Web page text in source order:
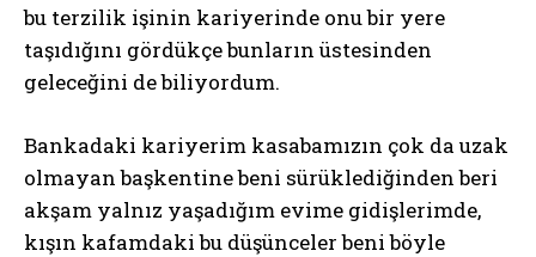
bu terzilik işinin kariyerinde onu bir yere
taşıdığını gördükçe bunların üstesinden
geleceğini de biliyordum.
Bankadaki kariyerim kasabamızın çok da uzak
olmayan başkentine beni sürüklediğinden beri
akşam yalnız yaşadığım evime gidişlerimde,
kışın kafamdaki bu düşünceler beni böyle